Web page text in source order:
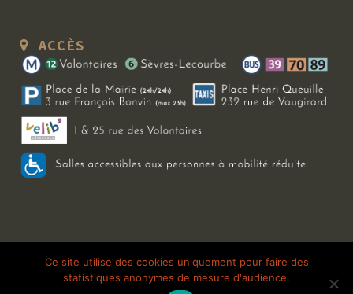
ACCÈS
Copyright 2026 Le Bal Blomet | Tous droits réservés | Mentions légales
Galerie photo
Ce site utilise des cookies uniquement pour faire des
statistiques anonymes de mesure d'audience.